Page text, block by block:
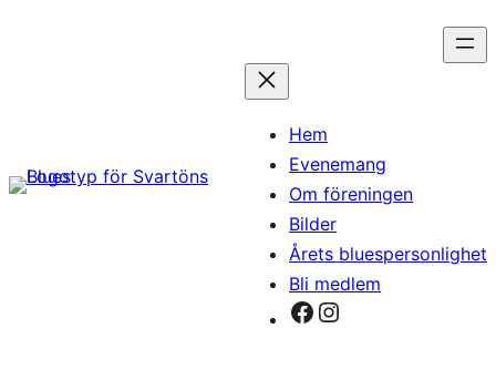
Hem
Evenemang
Om föreningen
Bilder
Årets bluespersonlighet
Bli medlem
Facebook
Instagram